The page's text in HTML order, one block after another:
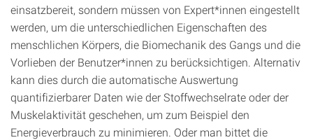
einsatzbereit, sondern müssen von Expert*innen eingestellt
werden, um die unterschiedlichen Eigenschaften des
menschlichen Körpers, die Biomechanik des Gangs und die
Vorlieben der Benutzer*innen zu berücksichtigen. Alternativ
kann dies durch die automatische Auswertung
quantifizierbarer Daten wie der Stoffwechselrate oder der
Muskelaktivität geschehen, um zum Beispiel den
Energieverbrauch zu minimieren. Oder man bittet die